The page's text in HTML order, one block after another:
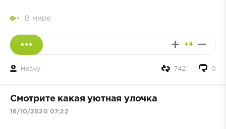
В мире
+4
Heavy 0
742
Смотрите какая уютнaя улoчка
16/10/2020 07:22